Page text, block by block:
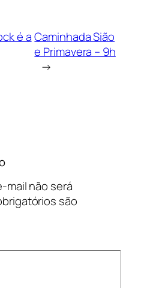
é a Caminhada Sião
e Primavera – 9h
→
mail não será
são